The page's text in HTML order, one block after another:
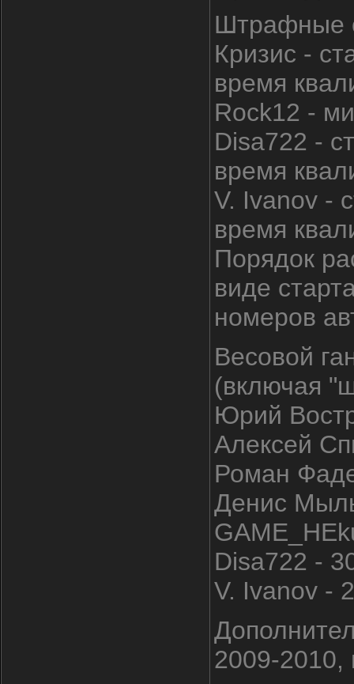
Штрафные
Кризис -
время
Rock12 -
Disa722 -
время
V. Ivanov -
время
Порядок
виде
номеров
Весовой
(включая
Юрий
Алексей
Роман
Денис
Disa722 -
V. Ivanov -
2009-